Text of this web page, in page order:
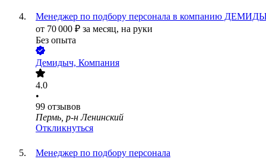
Менеджер по подбору персонала в компанию
от 70 000 ₽ за месяц, на руки
Без опыта
Демидыч, Компания
4.0
•
99 отзывов
Пермь, р-н Ленинский
Откликнуться
Менеджер по подбору персонала